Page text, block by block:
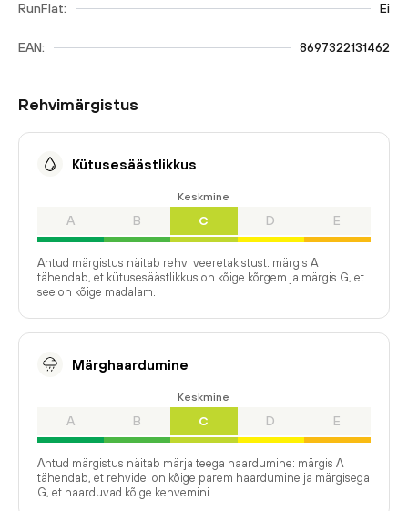
RunFlat: Ei
EAN: 8697322131462
Rehvimärgistus
Kütusesäästlikkus
A B
Keskmine
C D E
Antud märgistus näitab rehvi veeretakistust: märgis A
tähendab, et kütusesäästlikkus on kõige kõrgem ja märgis G, et
see on kõige madalam.
Märghaardumine
A B
Keskmine
C D E
Antud märgistus näitab märja teega haardumine: märgis A
tähendab, et rehvidel on kõige parem haardumine ja märgisega
G, et haarduvad kõige kehvemini.